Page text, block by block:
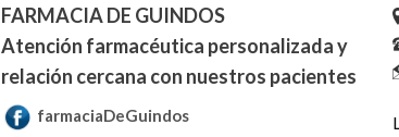
FARMACIA DE GUINDOS
Atención farmacéutica personalizada y
relación cercana con nuestros pacientes
farmaciaDeGuindos